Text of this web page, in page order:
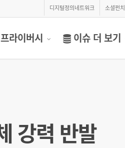
디지털정의네트워크 소셜펀치
프라이버시 이슈 더 보기
강력 반발